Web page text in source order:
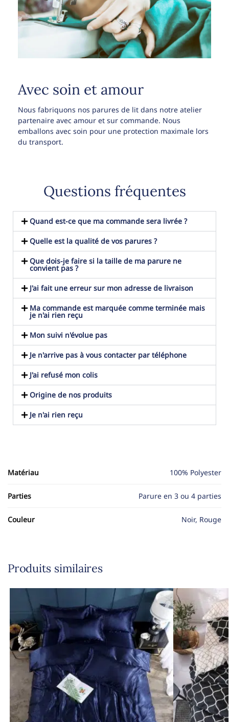
Avec soin et amour
Nous fabriquons nos parures de lit dans notre atelier
partenaire avec amour et sur commande. Nous
emballons avec soin pour une protection maximale lors
du transport.
Questions fréquentes
Quand est-ce que ma commande sera livrée ?
Quelle est la qualité de vos parures ?
Que dois-je faire si la taille de ma parure ne
convient pas ?
J'ai fait une erreur sur mon adresse de livraison
Ma commande est marquée comme terminée mais
je n'ai rien reçu
Mon suivi n'évolue pas
Je n'arrive pas à vous contacter par téléphone
J'ai refusé mon colis
Origine de nos produits
Je n'ai rien reçu
Matériau 100% Polyester
Parties Parure en 3 ou 4 parties
Couleur Noir, Rouge
Produits similaires